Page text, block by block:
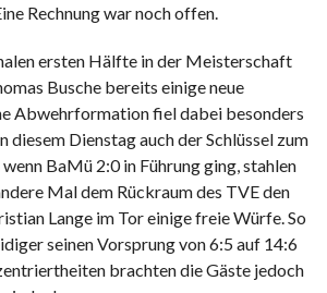
Rechnung war noch offen.
ersten Hälfte in der Meisterschaft
Busche bereits einige neue
Abwehrformation fiel dabei besonders
diesem Dienstag auch der Schlüssel zum
BaMü 2:0 in Führung ging, stahlen
Mal dem Rückraum des TVE den
Lange im Tor einige freie Würfe. So
seinen Vorsprung von 6:5 auf 14:6
brachten die Gäste jedoch